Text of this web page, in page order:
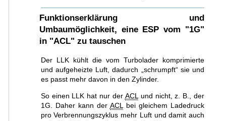
Funktionserklärung und
Umbaumöglichkeit, eine ESP vom "1G"
in "ACL" zu tauschen
Der LLK kühlt die vom Turbolader komprimierte
und aufgeheizte Luft, dadurch „schrumpft“ sie und
es passt mehr davon in den Zylinder.
So einen LLK hat nur der ACL und nicht, z. B., der
1G. Daher kann der ACL
bei gleichem Ladedruck
pro Verbrennungszyklus mehr Luft und damit auch